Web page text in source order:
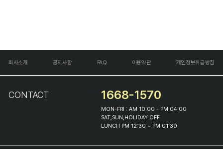
회사소개 공지사항 FAQ 이용약관 개인정보취급방침
CONTACT 1668-1570
MON-FRI : AM 10:00 - PM 04:00
SAT,SUN,HOLIDAY OFF
LUNCH PM 12:30 ~ PM 01:30